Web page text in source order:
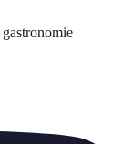
gastronomie